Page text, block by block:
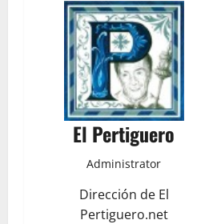
El Pertiguero
Administrator
Dirección de El
Pertiguero.net